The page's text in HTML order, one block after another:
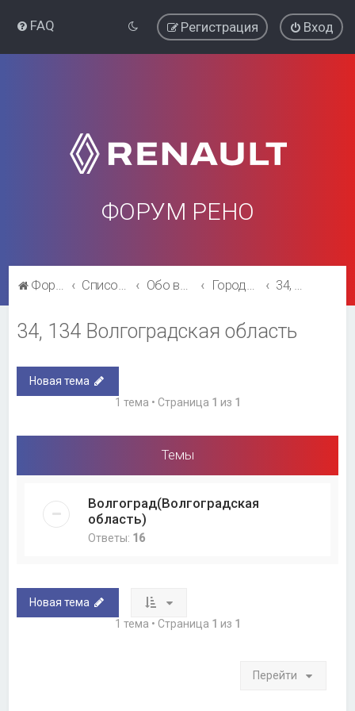
FAQ Вход
Регистрация
ФОРУМ РЕНО
Форум Рено Список форумов Обо всём остальном Города и регионы. 34, 134 Волгоградская область
34, 134 Волгоградская область
Новая тема
1 тема • Страница 1 из 1
Темы
Волгоград(Волгоградская
область)
Ответы: 16
Новая тема
1 тема • Страница 1 из 1
Перейти